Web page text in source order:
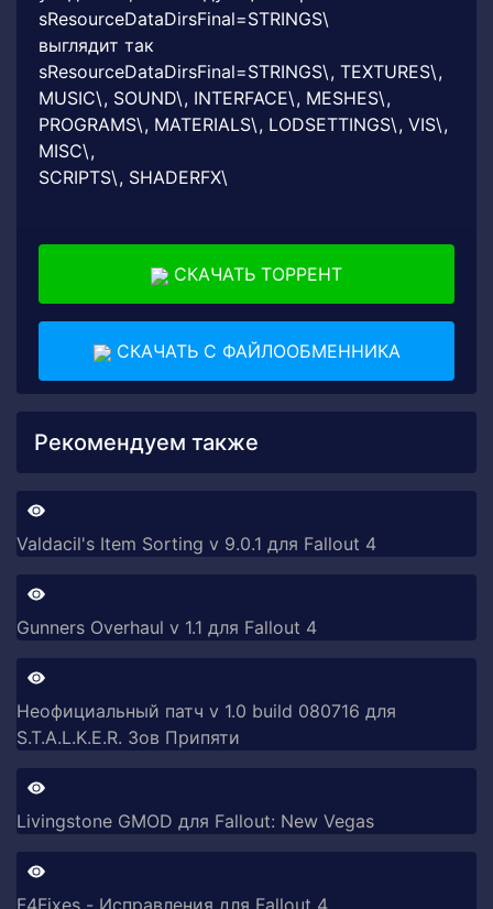
sResourceDataDirsFinal=STRINGS\
выглядит так
sResourceDataDirsFinal=STRINGS\, TEXTURES\,
MUSIC\, SOUND\, INTERFACE\, MESHES\,
PROGRAMS\, MATERIALS\, LODSETTINGS\, VIS\,
MISC\,
SCRIPTS\, SHADERFX\
СКАЧАТЬ ТОРРЕНТ
СКАЧАТЬ С ФАЙЛООБМЕННИКА
Рекомендуем также
Valdacil's Item Sorting v 9.0.1 для Fallout 4
Gunners Overhaul v 1.1 для Fallout 4
Неофициальный патч v 1.0 build 080716 для
S.T.A.L.K.E.R. Зов Припяти
Livingstone GMOD для Fallout: New Vegas
F4Fixes - Исправления для Fallout 4